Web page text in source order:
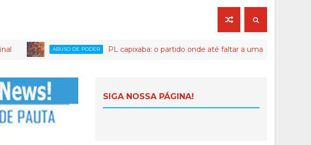
ABUSO DE PODER PL capixaba: o partido onde até faltar a uma reunião pode virar crime
SIGA NOSSA PÁGINA!